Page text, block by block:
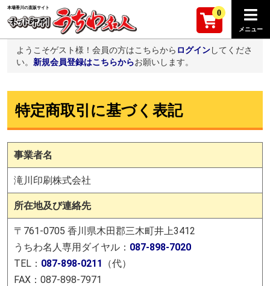
本場香川の直販サイト
0
ようこそゲスト様！会員の方はこちらから ログインしてくださ
い。 新規会員登録はこちらからお願いします。
特定商取引に基づく表記
事業者名
滝川印刷株式会社
所在地及び連絡先
〒761-0705 香川県木田郡三木町井上3412
うちわ名人専用ダイヤル： 087-898-7020
TEL： 087-898-0211
（代）
FAX：087-898-7971